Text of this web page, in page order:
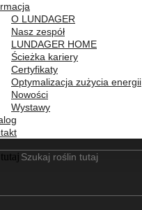
O LUNDAGER
Nasz zespół
LUNDAGER HOME
Ścieżka kariery
Certyfikaty
Optymalizacja zużycia energii
Nowości
Wystawy